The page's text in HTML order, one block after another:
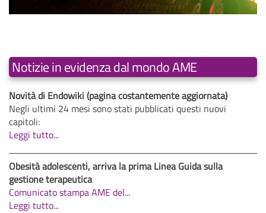
Notizie in evidenza dal mondo AME
Novità di Endowiki (pagina costantemente aggiornata)
Negli ultimi 24 mesi sono stati pubblicati questi nuovi
capitoli:
Leggi tutto...
Obesità adolescenti, arriva la prima Linea Guida sulla
gestione terapeutica
Comunicato stampa AME del...
Leggi tutto...